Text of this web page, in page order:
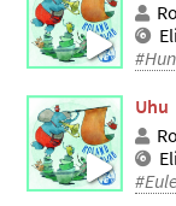
Uhu
#Eule